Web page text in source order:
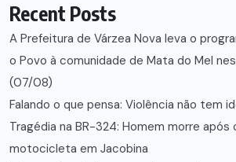
Recent Posts
A Prefeitura de Várzea Nova leva o
o Povo à comunidade de Mata do Mel
(07/08)
Falando o que pensa: Violência não tem
Tragédia na BR-324: Homem morre após
motocicleta em Jacobina